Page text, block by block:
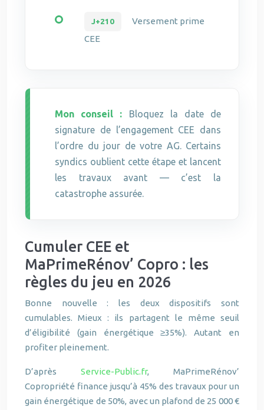
J+210
Versement prime
CEE
Mon conseil : Bloquez la date de
signature de l’engagement CEE dans
l’ordre du jour de votre AG. Certains
syndics oublient cette étape et lancent
les travaux avant — c’est la
catastrophe assurée.
Cumuler CEE et
MaPrimeRénov’ Copro : les
règles du jeu en 2026
Bonne nouvelle : les deux dispositifs sont
cumulables. Mieux : ils partagent le même seuil
d’éligibilité (gain énergétique ≥35%). Autant en
profiter pleinement.
D’après Service-Public.fr, MaPrimeRénov’
Copropriété finance jusqu’à 45% des travaux pour un
gain énergétique de 50%, avec un plafond de 25 000 €